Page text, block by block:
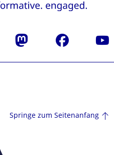
Mastodon Facebook
Springe zum Seitenanfang